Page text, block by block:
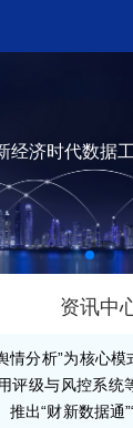
经济时代数据
资讯中
情分析”为核心
评级与风控系统
推出“财新数据通